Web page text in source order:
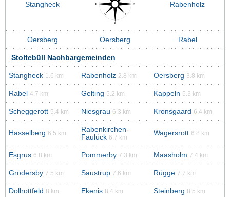
Stangheck Rabenholz
Oersberg Oersberg Rabel
Stoltebüll Nachbargemeinden
Stangheck 1.6 km Rabenholz 2.8 km Oersberg 3.8 km
Rabel 4.7 km Gelting 5.2 km Kappeln 5.3 km
Scheggerott 5.4 km Niesgrau 6.3 km Kronsgaard 6.4 km
Hasselberg 6.5 km
Rabenkirchen-
Faulück 6.7 km
Wagersrott 6.8 km
Esgrus 6.8 km Pommerby 7.3 km Maasholm 7.4 km
Grödersby 7.5 km Saustrup 7.6 km Rügge 7.7 km
Dollrottfeld 8 km Ekenis 8.4 km Steinberg 8.5 km